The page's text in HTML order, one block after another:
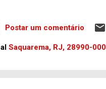
na
Postar um comentário
Saquarema, RJ, 28990-